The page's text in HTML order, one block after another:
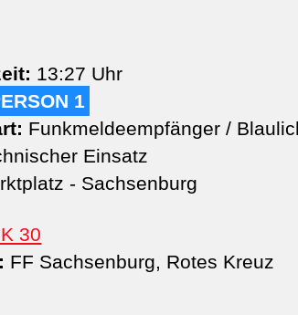
13:27 Uhr
1
Funkmeldeempfänger /
Einsatz
- Sachsenburg
30
FF Sachsenburg, Rotes Kreuz